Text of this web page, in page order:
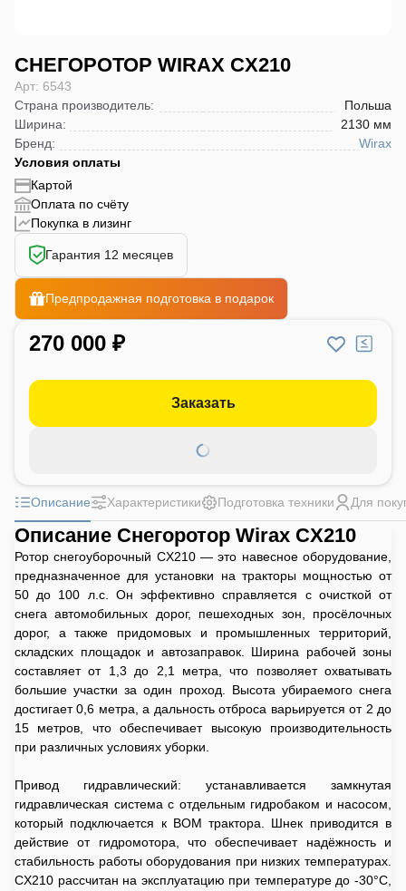
СНЕГОРОТОР WIRAX CX210
Арт: 6543
Страна производитель:
Польша
Ширина:
2130 мм
Бренд:
Wirax
Условия оплаты
Картой
Оплата по счёту
Покупка в лизинг
Гарантия 12 месяцев
Предпродажная подготовка в подарок
270 000 ₽
Заказать
Описание Характеристики Подготовка техники Для
Описание Снегоротор Wirax CX210
Ротор снегоуборочный CX210 — это навесное оборудование,
предназначенное для установки на тракторы мощностью от
50 до 100 л.с. Он эффективно справляется с очисткой от
снега автомобильных дорог, пешеходных зон, просёлочных
дорог, а также придомовых и промышленных территорий,
складских площадок и автозаправок. Ширина рабочей зоны
составляет от 1,3 до 2,1 метра, что позволяет охватывать
большие участки за один проход. Высота убираемого снега
достигает 0,6 метра, а дальность отброса варьируется от 2 до
15 метров, что обеспечивает высокую производительность
при различных условиях уборки.
Привод гидравлический: устанавливается замкнутая
гидравлическая система с отдельным гидробаком и насосом,
который подключается к ВОМ трактора. Шнек приводится в
действие от гидромотора, что обеспечивает надёжность и
стабильность работы оборудования при низких температурах.
CX210 рассчитан на эксплуатацию при температуре до -30°C,